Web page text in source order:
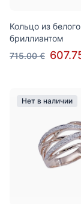
Кольцо из
бриллиантом
715.00 €
Нет в наличии